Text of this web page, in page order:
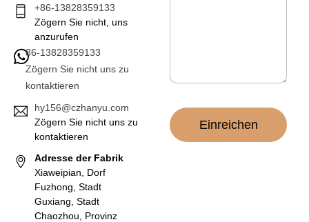
+86-13828359133
Zögern Sie nicht, uns
anzurufen
86-13828359133
Zögern Sie nicht uns zu
kontaktieren
hy156@czhanyu.com
Zögern Sie nicht uns zu
kontaktieren
Adresse der Fabrik
Xiaweipian, Dorf
Fuzhong, Stadt
Guxiang, Stadt
Chaozhou, Provinz
Einreichen